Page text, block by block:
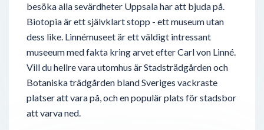
besöka alla sevärdheter Uppsala har att bjuda på.
Biotopia är ett självklart stopp - ett museum utan
dess like. Linnémuseet är ett väldigt intressant
museeum med fakta kring arvet efter Carl von Linné.
Vill du hellre vara utomhus är Stadsträdgården och
Botaniska trädgården bland Sveriges vackraste
platser att vara på, och en populär plats för stadsbor
att varva ned.